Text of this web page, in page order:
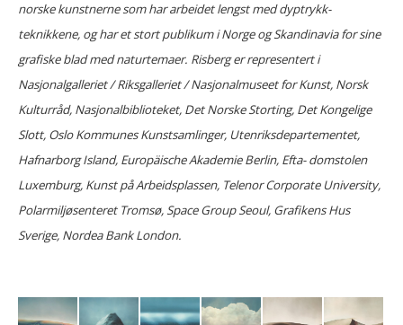
norske kunstnerne som har arbeidet lengst med dyptrykk-
teknikkene, og har et stort publikum i Norge og Skandinavia for sine
grafiske blad med naturtemaer. Risberg er representert i
Nasjonalgalleriet / Riksgalleriet / Nasjonalmuseet for Kunst, Norsk
Kulturråd, Nasjonalbiblioteket, Det Norske Storting, Det Kongelige
Slott, Oslo Kommunes Kunstsamlinger, Utenriksdepartementet,
Hafnarborg Island, Europäische Akademie Berlin, Efta- domstolen
Luxemburg, Kunst på Arbeidsplassen, Telenor Corporate University,
Polarmiljøsenteret Tromsø, Space Group Seoul, Grafikens Hus
Sverige, Nordea Bank London.